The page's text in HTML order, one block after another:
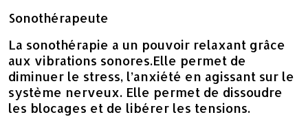
Sonothérapeute
La sonothérapie a un pouvoir relaxant grâce
aux vibrations sonores.Elle permet de
diminuer le stress, l’anxiété en agissant sur le
système nerveux. Elle permet de dissoudre
les blocages et de libérer les tensions.